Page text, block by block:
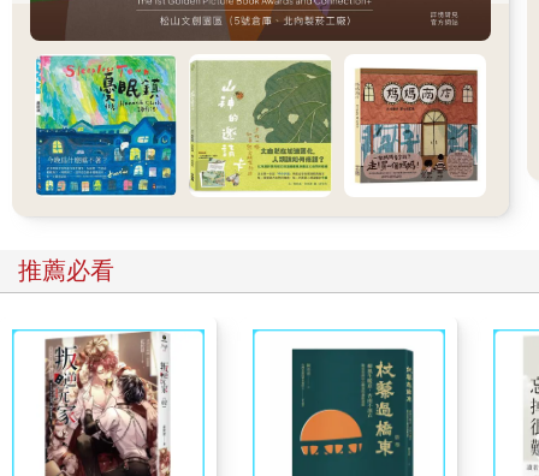
的人。阿昌告訴我，幾乎所有人都以百元的價格換取他的手沖咖
啡，對於木板上寫的「不付費方式洽店長」，很少人敢開口問他
那是什麼意思。
阿昌笑著說，可能是這年頭詐騙集團太多，天下沒有白吃的午
餐，也就不可能有白喝的咖啡。何況懂得精品咖啡的人越來越
多，只消喝過他手沖的好咖啡就知道那是硬派真功夫，抬頭看價
目表只要一百元，幾乎都是沒有懸念就掏腰包付錢。非常乾脆，
沒有一絲海風的曖昧。
然而他的計畫是不讓人付錢的。阿昌想知道的是，一杯咖啡的真
的代價是什麼。眼看計畫無法推展，阿昌有些灰心。
大。等到他發現連卡帶的聲音都被淹沒了，阿昌才看見小孩的媽
媽站在他的胖卡前面。
「不好意思。小孩肚子餓了，需要牛奶喝。我知道這裡專賣精品
手沖咖啡，肯定沒有拿鐵可以選。但海灘上賣東西吃的，都要牙
齒咀嚼，小孩還沒長牙，還是只能喝牛奶。」
阿昌馬上就理解發生了什麼事。拿鐵他是沒有賣的，但他習慣在
推薦必看